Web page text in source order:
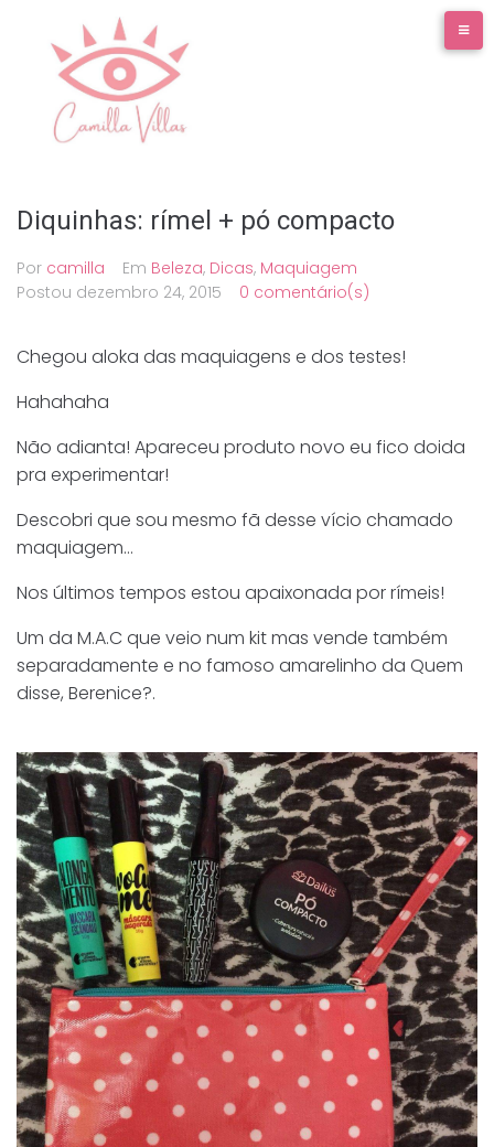
conteúdo
Diquinhas: rímel + pó compacto
Por camilla Em Beleza, Dicas, Maquiagem
Postou dezembro 24, 2015 0 comentário(s)
Chegou aloka das maquiagens e dos testes!
Hahahaha
Não adianta! Apareceu produto novo eu fico doida
pra experimentar!
Descobri que sou mesmo fã desse vício chamado
maquiagem…
Nos últimos tempos estou apaixonada por rímeis!
Um da M.A.C que veio num kit mas vende também
separadamente e no famoso amarelinho da Quem
disse, Berenice?.